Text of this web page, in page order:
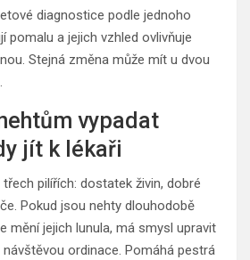
diagnostice podle jednoho
pomalu a jejich vzhled ovlivňuje
Stejná změna může mít u dvou
vypadat
jít k lékaři
pilířích: dostatek živin, dobré
Pokud jsou nehty dlouhodobě
mění jejich lunula, má smysl upravit
ordinace. Pomáhá pestrá